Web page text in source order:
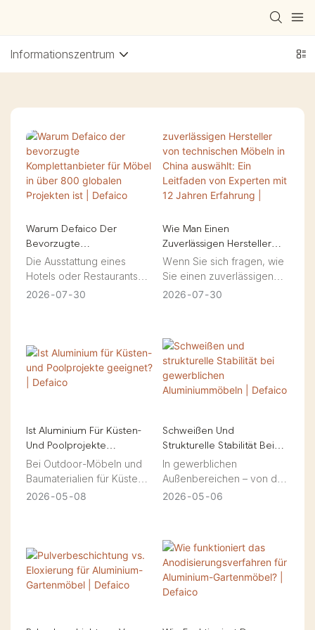
Informationszentrum
Warum Defaico Der
Bevorzugte
Komplettanbieter Für
Möbel In Über 800
Globalen Projekten Ist |
Defaico
Die Ausstattung eines
Hotels oder Restaurants
von nur einem Lieferanten
weltweit mit
maßgeschneiderten
Komplettlösungen
2026 07 30
Wie Man Einen
Zuverlässigen Hersteller
Von Technischen Möbeln
In China Auswählt: Ein
Leitfaden Von Experten Mit
12 Jahren Erfahrung |
Wenn Sie sich fragen, wie
Sie einen zuverlässigen
chinesischen Hersteller
Ihnen dieser Leitfaden
praktische Tipps für Ihr
Projekt.
2026 07 30
Ist Aluminium Für Küsten-
Und Poolprojekte
Geeignet? | Defaico
Bei Outdoor-Möbeln und
Baumaterialien für Küsten-
und Poolprojekte sind
Leistungsfähigkeit
unerlässlich. Bauträger,
Bauunternehmen,
wichtige Kunden von
2026 05 08
Schweißen Und
Strukturelle Stabilität Bei
Gewerblichen
Aluminiummöbeln |
Defaico
In gewerblichen
Außenbereichen – von den
Terrassen von Inselresorts
Küstenrestaurants –
müssen Möbel extremen
Witterungsbedingungen
standhalten und
gleichzeitig höchste
Bauträger,
2026 05 06